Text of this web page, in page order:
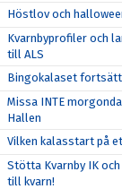
Höstlov och
Kvarnbyprofiler och
till ALS
Bingokalaset
Missa INTE
Hallen
Vilken kalasstart på
Stötta Kvarnby IK
till kvarn!